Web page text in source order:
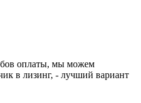
оплаты, мы можем
в лизинг, - лучший вариант